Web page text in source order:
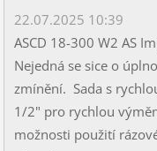
22.07.2025 10:39
ASCD 18-300 W2 AS
Nejedná se sice o
zmínění. Sada s
1/2" pro rychlou
možnosti použití